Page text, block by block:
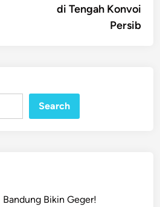
di Tengah Konvoi
Persib
Search
Bikin Geger!